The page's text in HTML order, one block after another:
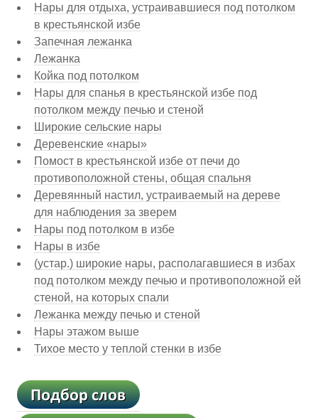
Нары для отдыха, устраивавшиеся под потолком
в крестьянской избе
Запечная лежанка
Лежанка
Койка под потолком
Нары для спанья в крестьянской избе под
потолком между печью и стеной
Широкие сельские нары
Деревенские «нары»
Помост в крестьянской избе от печи до
противоположной стены, общая спальня
Деревянный настил, устраиваемый на дереве
для наблюдения за зверем
Нары под потолком в избе
Нары в избе
(устар.) широкие нары, располагавшиеся в избах
под потолком между печью и противоположной ей
стеной, на которых спали
Лежанка между печью и стеной
Нары этажом выше
Тихое место у теплой стенки в избе